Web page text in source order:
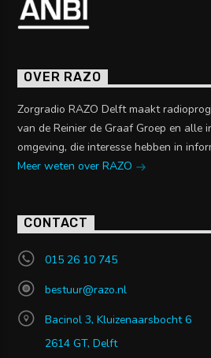
OVER RAZO
Zorgradio RAZO Delft maakt
van de Reinier de Graaf Groep en alle
omgeving, die interesse hebben in
Meer weten over RAZO
CONTACT
015 26 10 745
bestuur@razo.nl
Bacinol 3, Kluizenaarsbocht 6
2614 GT, Delft